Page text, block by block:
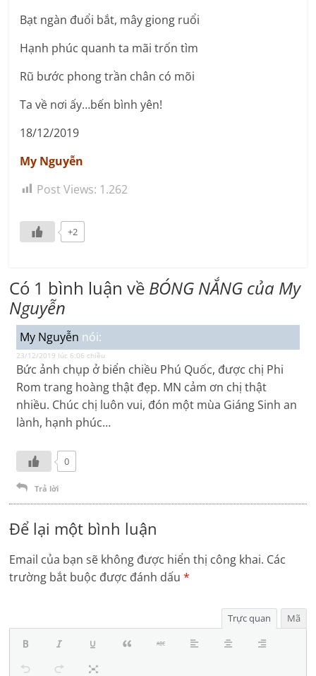
Bạt ngàn đuổi bắt, mây giong ruổi
Hạnh phúc quanh ta mãi trốn tìm
Rũ bước phong trần chân có mõi
Ta về nơi ấy…bến bình yên!
18/12/2019
My Nguyễn
Post Views: 1.262
+2
Có 1 bình luận về BÓNG NẮNG của My
Nguyễn
My Nguyễn nói:
23/12/2019 lúc 6:06 chiều
Bức ảnh chụp ở biển chiều Phú Quốc, được chị Phi
Rom trang hoàng thật đẹp. MN cảm ơn chị thật
nhiều. Chúc chị luôn vui, đón một mùa Giáng Sinh an
lành, hạnh phúc…
0
Trả lời
Để lại một bình luận
Email của bạn sẽ không được hiển thị công khai. Các
trường bắt buộc được đánh dấu*
Trực quan Mã